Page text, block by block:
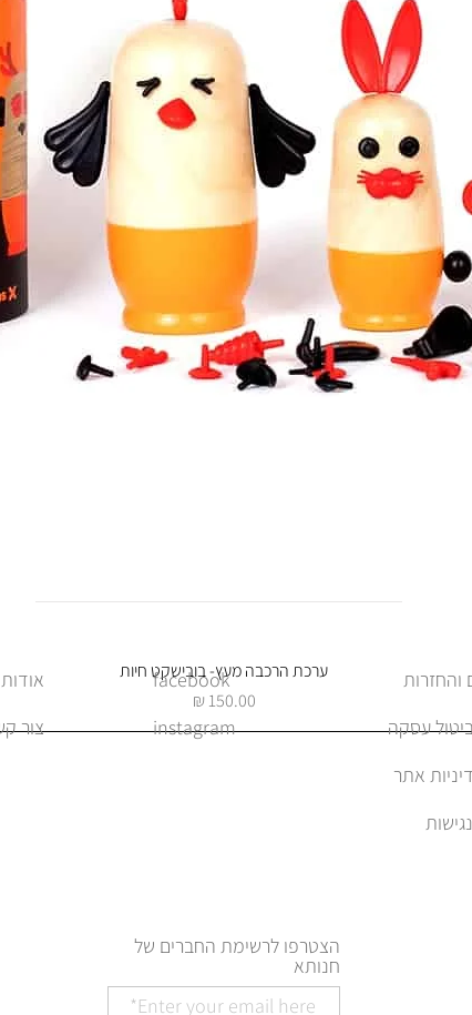
תצוגה מהירה
ערכת הרכבה מעץ- בובישקט חיות
מחיר
אודות
צור
facebook
instagram
עסקה
אתר
הצטרפו לרשימת החברים של
חנותא